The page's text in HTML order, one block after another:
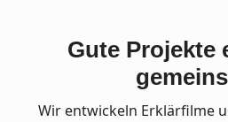
Gute Projekte
Wir entwickeln Erklärfilme